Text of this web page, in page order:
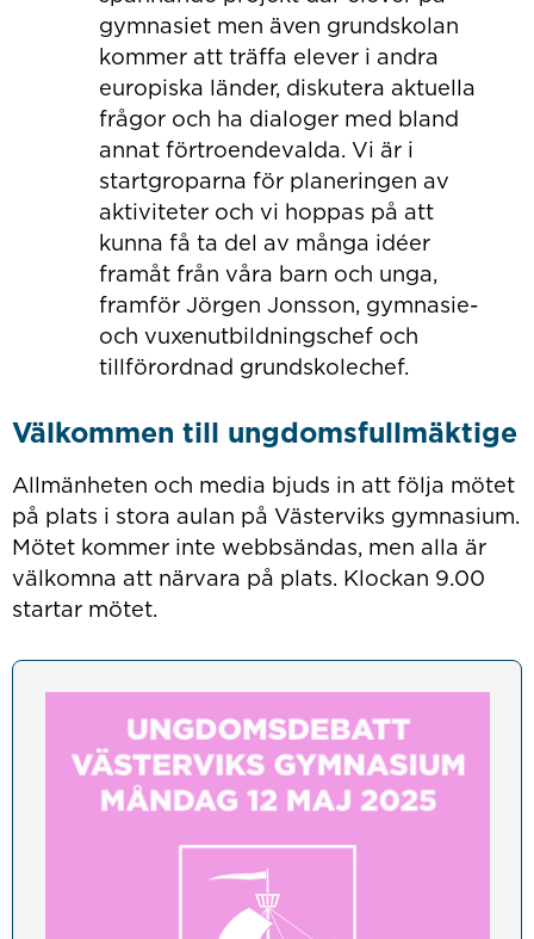
gymnasiet men även grundskolan
kommer att träffa elever i andra
europiska länder, diskutera aktuella
frågor och ha dialoger med bland
annat förtroendevalda. Vi är i
startgroparna för planeringen av
aktiviteter och vi hoppas på att
kunna få ta del av många idéer
framåt från våra barn och unga,
framför Jörgen Jonsson, gymnasie-
och vuxenutbildningschef och
tillförordnad grundskolechef.
Välkommen till ungdomsfullmäktige
Allmänheten och media bjuds in att följa mötet
på plats i stora aulan på Västerviks gymnasium.
Mötet kommer inte webbsändas, men alla är
välkomna att närvara på plats. Klockan 9.00
startar mötet.